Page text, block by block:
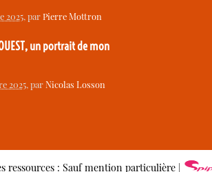
2025, parPierre Mottron
OUEST, un portrait de mon
2025, parNicolas Losson
ressources : Sauf mention particulière |